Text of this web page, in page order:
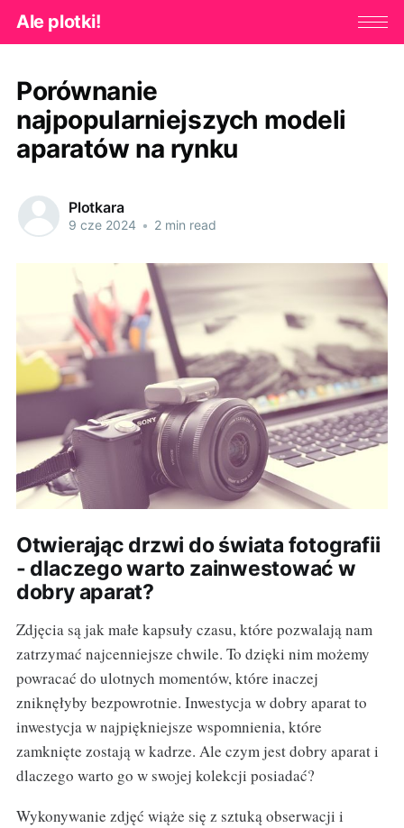
Ale plotki!
Porównanie
najpopularniejszych modeli
aparatów na rynku
Plotkara
9 cze 2024 • 2 min read
Otwierając drzwi do świata fotografii
- dlaczego warto zainwestować w
dobry aparat?
Zdjęcia są jak małe kapsuły czasu, które pozwalają nam
zatrzymać najcenniejsze chwile. To dzięki nim możemy
powracać do ulotnych momentów, które inaczej
zniknęłyby bezpowrotnie. Inwestycja w dobry aparat to
inwestycja w najpiękniejsze wspomnienia, które
zamknięte zostają w kadrze. Ale czym jest dobry aparat i
dlaczego warto go w swojej kolekcji posiadać?
Wykonywanie zdjęć wiąże się z sztuką obserwacji i